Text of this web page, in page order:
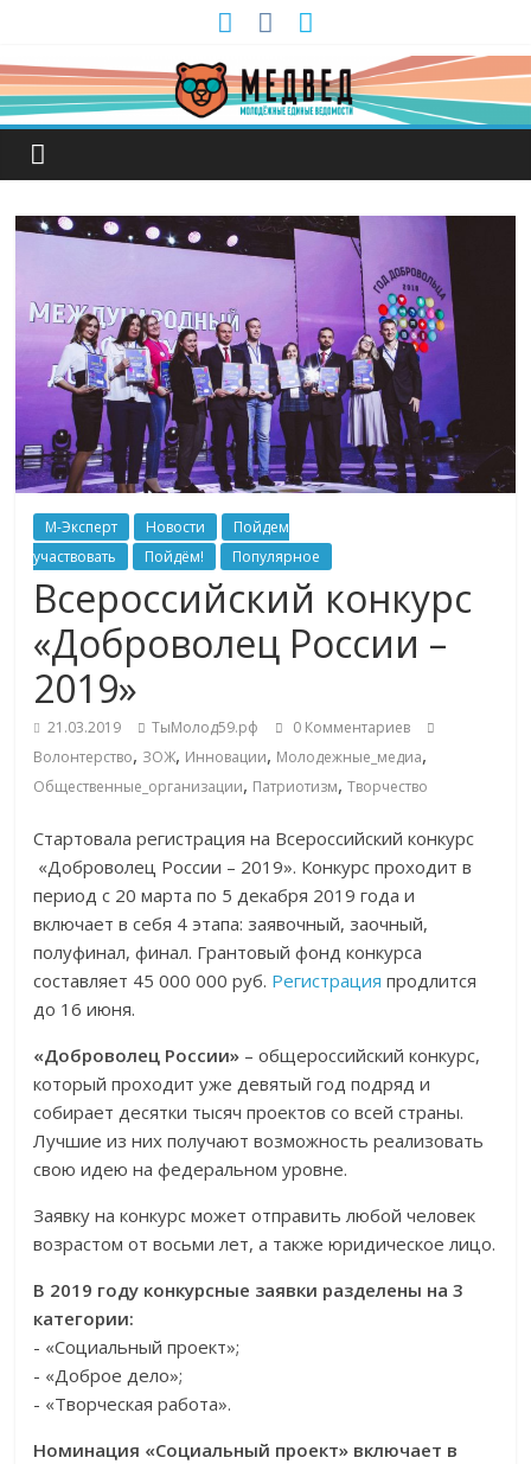
М-Эксперт Новости
Пойдем
участвовать
Пойдём! Популярное
Всероссийский конкурс
«Доброволец России –
2019»
21.03.2019 ТыМолод59.рф
0 Комментариев
Волонтерство, ЗОЖ, Инновации, Молодежные_медиа,
Общественные_организации, Патриотизм,Творчество
Стартовала регистрация на Всероссийский конкурс
«Доброволец России – 2019». Конкурс проходит в
период с 20 марта по 5 декабря 2019 года и
включает в себя 4 этапа: заявочный, заочный,
полуфинал, финал. Грантовый фонд конкурса
составляет 45 000 000 руб. Регистрация продлится
до 16 июня.
«Доброволец России» – общероссийский конкурс,
который проходит уже девятый год подряд и
собирает десятки тысяч проектов со всей страны.
Лучшие из них получают возможность реализовать
свою идею на федеральном уровне.
Заявку на конкурс может отправить любой человек
возрастом от восьми лет, а также юридическое лицо.
В 2019 году конкурсные заявки разделены на 3
категории:
- «Социальный проект»;
- «Доброе дело»;
- «Творческая работа».
Номинация «Социальный проект» включает в